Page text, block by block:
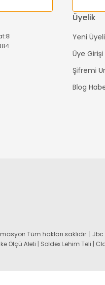
Üyelik
Yeni
Üye Girişi
Şifremi
Blog
Tüm hakları saklıdır. |
Ölçü Aleti | Soldex Lehim Teli |